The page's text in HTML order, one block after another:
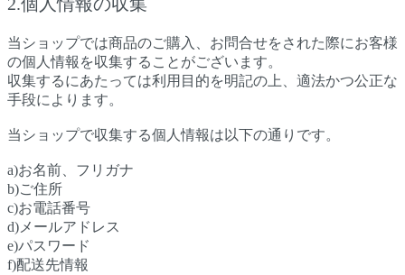
当ショップでは商品のご購入、お問合せをされた際にお客様
の個人情報を収集することがございます。
収集するにあたっては利用目的を明記の上、適法かつ公正な
手段によります。
当ショップで収集する個人情報は以下の通りです。
a)お名前、フリガナ
b)ご住所
c)お電話番号
d)メールアドレス
e)パスワード
f)配送先情報